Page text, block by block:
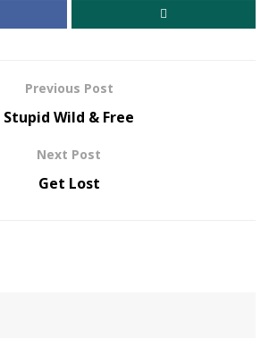
Previous Post
Stupid Wild & Free
Next Post
Get Lost